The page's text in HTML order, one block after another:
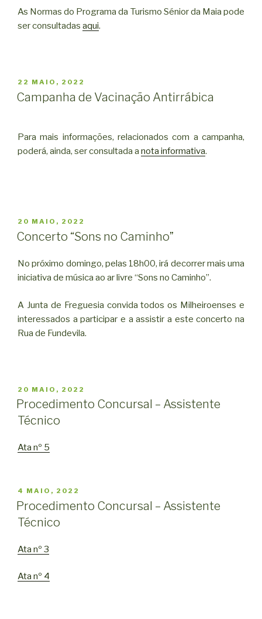
As Normas do Programa da Turismo Sénior da Maia pode
ser consultadas aqui.
PUBLICADO
EM
22 MAIO, 2022
Campanha de Vacinação Antirrábica
Para mais informações, relacionados com a campanha,
poderá, ainda, ser consultada a nota informativa.
PUBLICADO
EM
20 MAIO, 2022
Concerto “Sons no Caminho”
No próximo domingo, pelas 18h00, irá decorrer mais uma
iniciativa de música ao ar livre “Sons no Caminho”.
A Junta de Freguesia convida todos os Milheiroenses e
interessados a participar e a assistir a este concerto na
Rua de Fundevila.
PUBLICADO
EM
20 MAIO, 2022
Procedimento Concursal – Assistente
Técnico
Ata nº 5
PUBLICADO
EM
4 MAIO, 2022
Procedimento Concursal – Assistente
Técnico
Ata nº 3
Ata nº 4